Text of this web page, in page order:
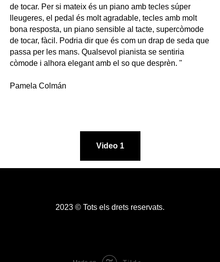
de tocar. Per si mateix és un piano amb tecles súper
lleugeres, el pedal és molt agradable, tecles amb molt
bona resposta, un piano sensible al tacte, supercòmode
de tocar, fàcil. Podria dir que és com un drap de seda que
passa per les mans. Qualsevol pianista se sentiria
còmode i alhora elegant amb el so que desprèn. "
Pamela Colmán
Video 1
2023 © Tots els drets reservats.